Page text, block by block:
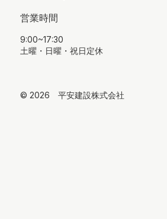
営業時間
9:00~17:30
土曜・日曜・祝日定休
© 2026 平安建設株式会社